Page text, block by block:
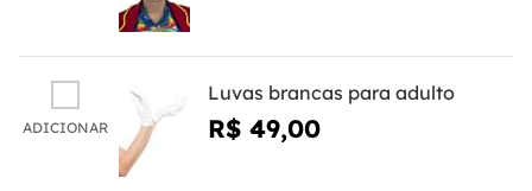
ADICIONAR
Luvas brancas para adulto
R$ 49,00